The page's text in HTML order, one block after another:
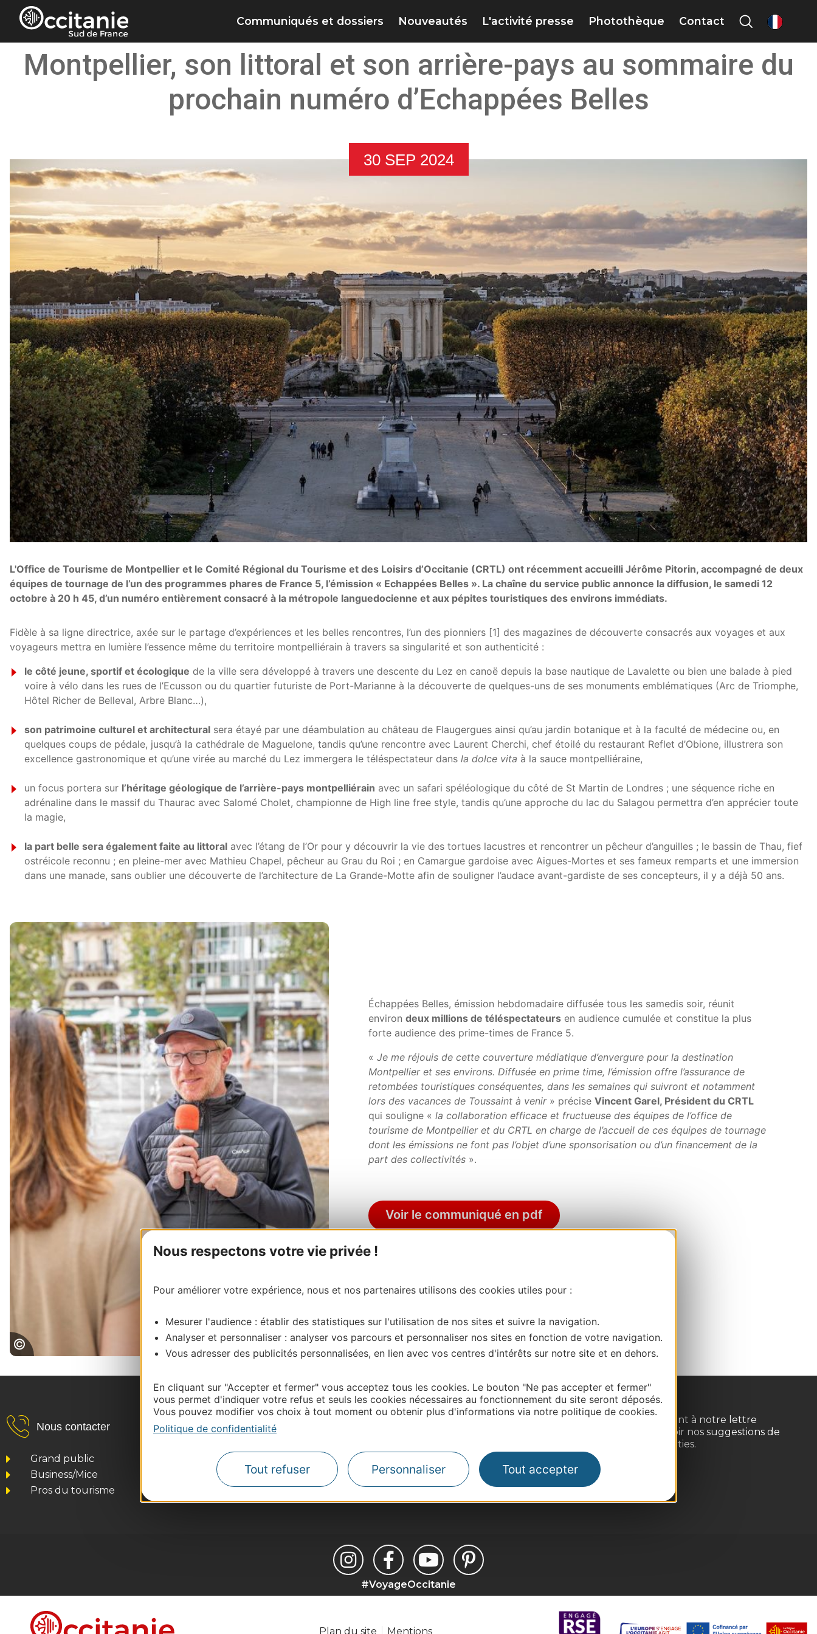
Panneau de gestion des cookies
Nous respectons votre vie privée !
Pour améliorer votre expérience, nous et nos partenaires utilisons des cookies utiles pour :
Mesurer l'audience : établir des statistiques sur l'utilisation de nos sites et suivre la navigation.
Analyser et personnaliser : analyser vos parcours et personnaliser nos sites en fonction de votre navigation.
Vous adresser des publicités personnalisées, en lien avec vos centres d'intérêts sur notre site et en dehors.
En cliquant sur "Accepter et fermer" vous acceptez tous les cookies. Le bouton "Ne pas accepter et fermer"
vous permet d'indiquer votre refus et seuls les cookies nécessaires au fonctionnement du site seront déposés.
Vous pouvez modifier vos choix à tout moment ou obtenir plus d'informations via notre politique de cookies.
Politique de confidentialité
Tout refuser Personnaliser Tout accepter
Communiqués et dossiers Nouveautés L'activité presse Photothèque Contact fr
Montpellier, son littoral et son arrière-pays au sommaire du
prochain numéro d’Echappées Belles
30 SEP 2024
L'Office de Tourisme de Montpellier et le Comité Régional du Tourisme et des Loisirs d’Occitanie (CRTL) ont récemment accueilli Jérôme Pitorin, accompagné de deux
équipes de tournage de l’un des programmes phares de France 5, l’émission « Echappées Belles ». La chaîne du service public annonce la diffusion, le samedi 12
octobre à 20 h 45, d’un numéro entièrement consacré à la métropole languedocienne et aux pépites touristiques des environs immédiats.
Fidèle à sa ligne directrice, axée sur le partage d’expériences et les belles rencontres, l’un des pionniers [1] des magazines de découverte consacrés aux voyages et aux
voyageurs mettra en lumière l’essence même du territoire montpelliérain à travers sa singularité et son authenticité :
le côté jeune, sportif et écologique de la ville sera développé à travers une descente du Lez en canoë depuis la base nautique de Lavalette ou bien une balade à pied
voire à vélo dans les rues de l’Ecusson ou du quartier futuriste de Port-Marianne à la découverte de quelques-uns de ses monuments emblématiques (Arc de Triomphe,
Hôtel Richer de Belleval, Arbre Blanc…),
son patrimoine culturel et architectural sera étayé par une déambulation au château de Flaugergues ainsi qu’au jardin botanique et à la faculté de médecine ou, en
quelques coups de pédale, jusqu’à la cathédrale de Maguelone, tandis qu’une rencontre avec Laurent Cherchi, chef étoilé du restaurant Reflet d’Obione, illustrera son
excellence gastronomique et qu’une virée au marché du Lez immergera le téléspectateur dans la dolce vita à la sauce montpelliéraine,
un focus portera sur l’héritage géologique de l’arrière-pays montpelliérain avec un safari spéléologique du côté de St Martin de Londres ; une séquence riche en
adrénaline dans le massif du Thaurac avec Salomé Cholet, championne de High line free style, tandis qu’une approche du lac du Salagou permettra d’en apprécier toute
la magie,
la part belle sera également faite au littoral avec l’étang de l’Or pour y découvrir la vie des tortues lacustres et rencontrer un pêcheur d’anguilles ; le bassin de Thau, fief
ostréicole reconnu ; en pleine-mer avec Mathieu Chapel, pêcheur au Grau du Roi ; en Camargue gardoise avec Aigues-Mortes et ses fameux remparts et une immersion
dans une manade, sans oublier une découverte de l’architecture de La Grande-Motte afin de souligner l’audace avant-gardiste de ses concepteurs, il y a déjà 50 ans.
Échappées Belles, émission hebdomadaire diffusée tous les samedis soir, réunit
environdeux millions de téléspectateurs en audience cumulée et constitue la plus
forte audience des prime-times de France 5.
«Je me réjouis de cette couverture médiatique d’envergure pour la destination
Montpellier et ses environs. Diffusée en prime time, l’émission offre l’assurance de
retombées touristiques conséquentes, dans les semaines qui suivront et notamment
lors des vacances de Toussaint à venir» préciseVincent Garel, Président du CRTL
qui souligne «la collaboration efficace et fructueuse des équipes de l’office de
tourisme de Montpellier et du CRTL en charge de l’accueil de ces équipes de tournage
dont les émissions ne font pas l’objet d’une sponsorisation ou d’un financement de la
part des collectivités ».
Voir le communiqué en pdf
Nous contacter
Grand public
Business/Mice
Pros du tourisme
Inscrivez-vous gratuitement à notre lettre
d'information pour recevoir nos suggestions de
séjours, de visites et de sorties.
Je m'abonne
#VoyageOccitanie
Plan du site Mentions